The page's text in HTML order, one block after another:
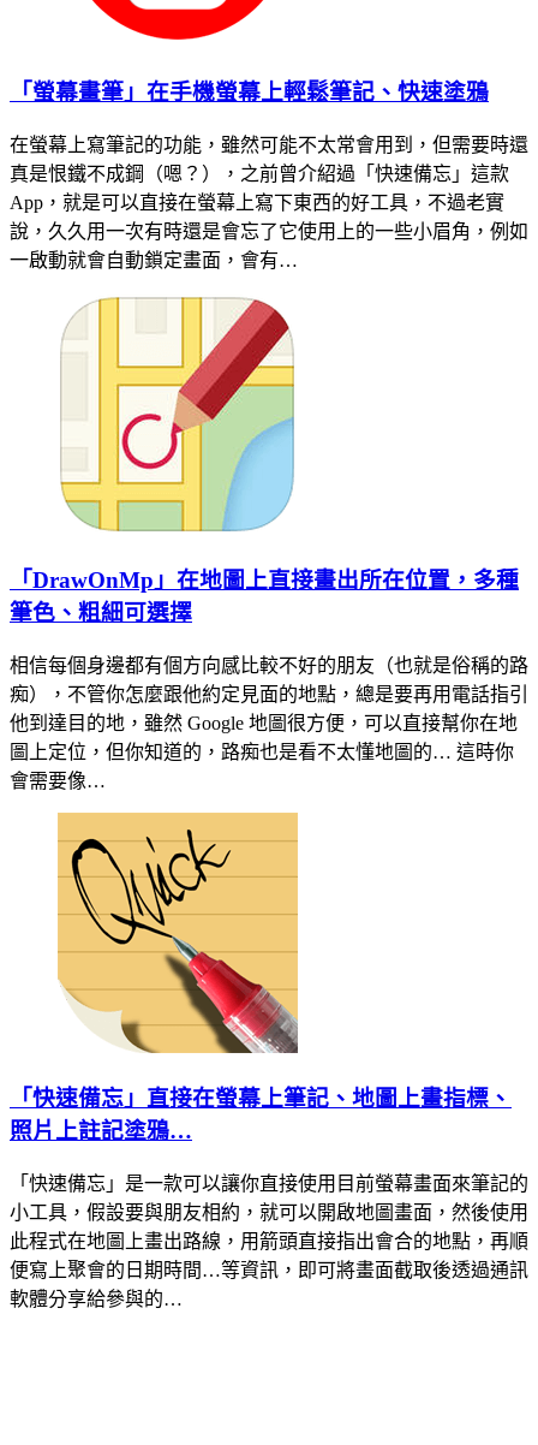
「螢幕畫筆」在手機螢幕上輕鬆筆記、快速塗鴉
在螢幕上寫筆記的功能，雖然可能不太常會用到，但需要時還
真是恨鐵不成鋼（嗯？），之前曾介紹過「快速備忘」這款
App，就是可以直接在螢幕上寫下東西的好工具，不過老實
說，久久用一次有時還是會忘了它使用上的一些小眉角，例如
一啟動就會自動鎖定畫面，會有…
「DrawOnMp」在地圖上直接畫出所在位置，多種
筆色、粗細可選擇
相信每個身邊都有個方向感比較不好的朋友（也就是俗稱的路
痴），不管你怎麼跟他約定見面的地點，總是要再用電話指引
他到達目的地，雖然 Google 地圖很方便，可以直接幫你在地
圖上定位，但你知道的，路痴也是看不太懂地圖的… 這時你
會需要像…
「快速備忘」直接在螢幕上筆記、地圖上畫指標、
照片上註記塗鴉…
「快速備忘」是一款可以讓你直接使用目前螢幕畫面來筆記的
小工具，假設要與朋友相約，就可以開啟地圖畫面，然後使用
此程式在地圖上畫出路線，用箭頭直接指出會合的地點，再順
便寫上聚會的日期時間…等資訊，即可將畫面截取後透過通訊
軟體分享給參與的…